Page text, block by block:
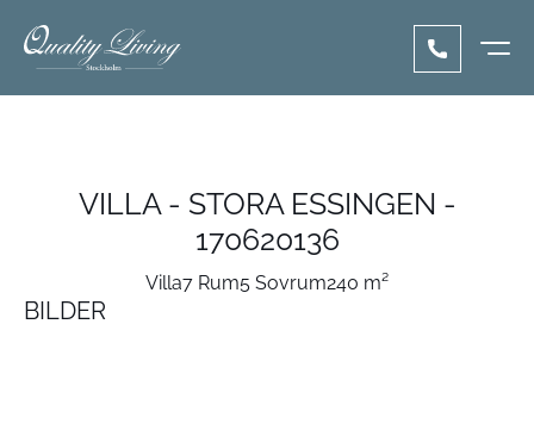
VILLA - STORA ESSINGEN -
170620136
Villa7 Rum5 Sovrum240 m²
BILDER